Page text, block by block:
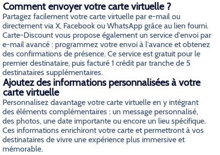
Comment envoyer votre carte virtuelle ?
Partagez facilement votre carte virtuelle par e-mail ou
directement via X, Facebook ou WhatsApp grâce au lien fourni.
Carte-Discount vous propose également un service d'envoi par
e-mail avancé : programmez votre envoi à l'avance et obtenez
des confirmations de présence. Ce service est gratuit pour le
premier destinataire, puis facturé 1 crédit par tranche de 5
destinataires supplémentaires.
Ajoutez des informations personnalisées à votre
carte virtuelle
Personnalisez davantage votre carte virtuelle en y intégrant
des éléments complémentaires : un message personnalisé,
des photos, une date importante ou encore un lieu spécifique.
Ces informations enrichiront votre carte et permettront à vos
destinataires de vivre une expérience plus immersive et
mémorable.